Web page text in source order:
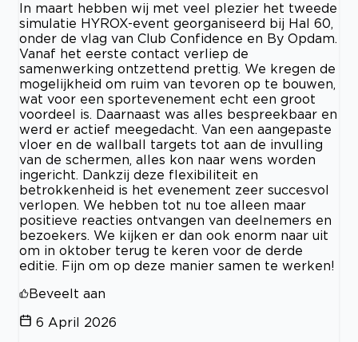
In maart hebben wij met veel plezier het tweede
simulatie HYROX-event georganiseerd bij Hal 60,
onder de vlag van Club Confidence en By Opdam.
Vanaf het eerste contact verliep de
samenwerking ontzettend prettig. We kregen de
mogelijkheid om ruim van tevoren op te bouwen,
wat voor een sportevenement echt een groot
voordeel is. Daarnaast was alles bespreekbaar en
werd er actief meegedacht. Van een aangepaste
vloer en de wallball targets tot aan de invulling
van de schermen, alles kon naar wens worden
ingericht. Dankzij deze flexibiliteit en
betrokkenheid is het evenement zeer succesvol
verlopen. We hebben tot nu toe alleen maar
positieve reacties ontvangen van deelnemers en
bezoekers. We kijken er dan ook enorm naar uit
om in oktober terug te keren voor de derde
editie. Fijn om op deze manier samen te werken!
Beveelt aan
6 April 2026